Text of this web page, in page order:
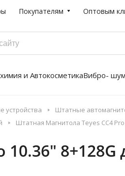
Покупателям Оптовым
и АвтокосметикаВибро-
устройства
Штатные
Штатная Магнитола Teyes CC4